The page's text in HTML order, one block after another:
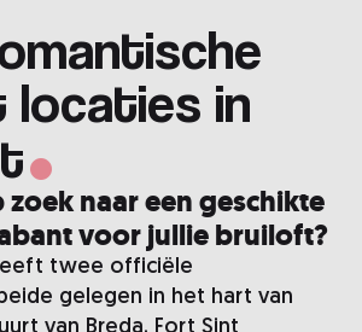
locaties in
. naar een geschikte
voor jullie bruiloft?
twee officiële
gelegen in het hart van